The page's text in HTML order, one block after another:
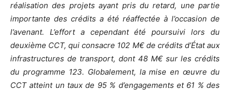
réalisation des projets ayant pris du retard, une partie
importante des crédits a été réaffectée à l’occasion de
l’avenant. L’effort a cependant été poursuivi lors du
deuxième CCT, qui consacre 102 M€ de crédits d’État aux
infrastructures de transport, dont 48 M€ sur les crédits
du programme 123. Globalement, la mise en œuvre du
CCT atteint un taux de 95 % d’engagements et 61 % des